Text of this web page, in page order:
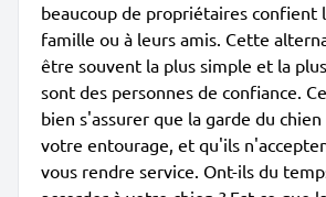
beaucoup de propriétaires confient
famille ou à leurs amis. Cette
être souvent la plus simple et la
sont des personnes de confiance.
bien s'assurer que la garde du
votre entourage, et qu'ils
vous rendre service. Ont-ils du